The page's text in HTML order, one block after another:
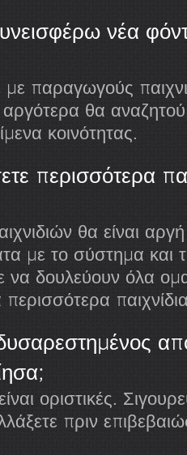
νέα
παραγωγούς
θα
κοινότητας.
περισσότερα
θα είναι
με το σύστημα και
δουλεύουν όλα
οριστικές.
πριν